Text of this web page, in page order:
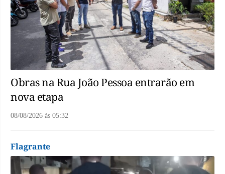
Obras na Rua João Pessoa entrarão em
nova etapa
08/08/2026 às 05:32
Flagrante